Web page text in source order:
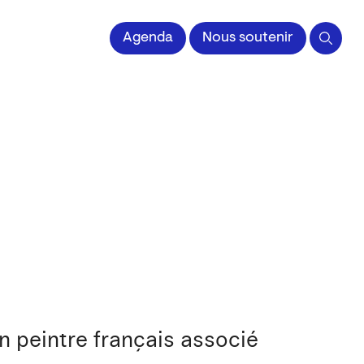
impriméeAgenda Nous soutenir
peintre français associé